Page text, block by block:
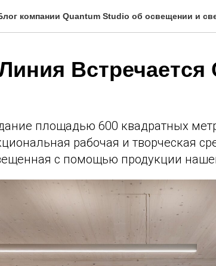
компании Quantum Studio об освещении и
Встречается
площадью 600 квадратных
рабочая и творческая
с помощью продукции